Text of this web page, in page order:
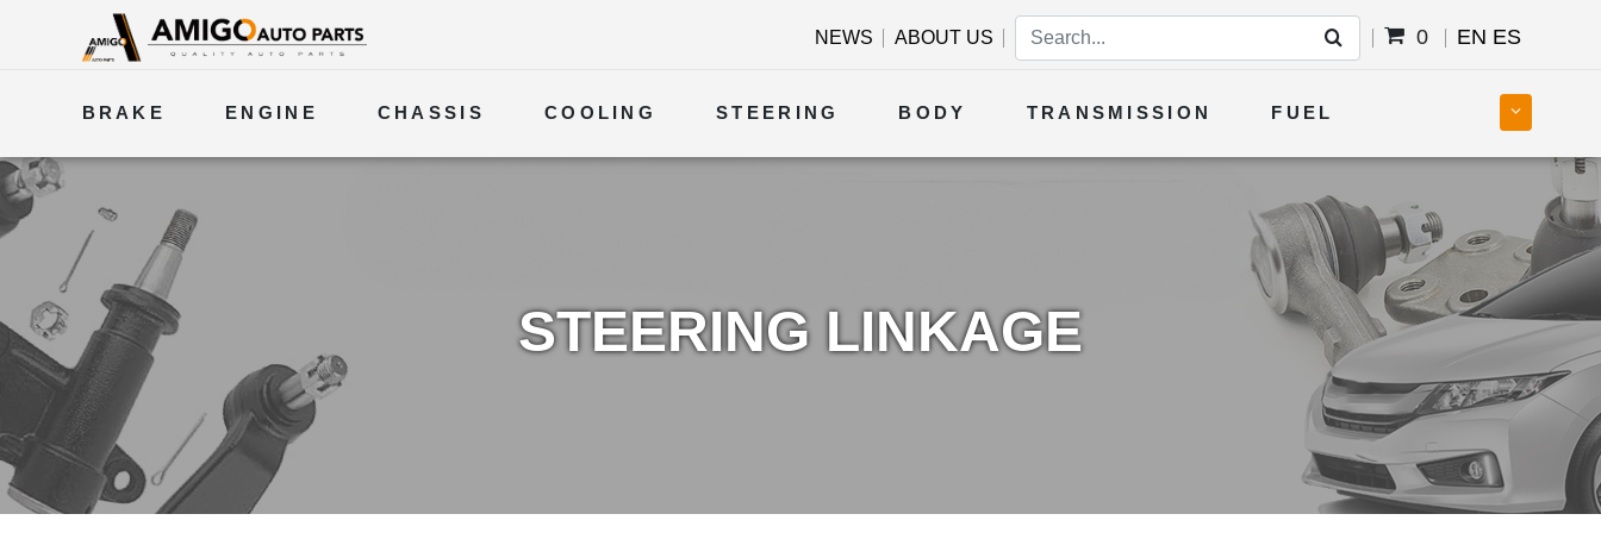
NEWS ABOUT US 0 EN ES
BRAKE ENGINE CHASSIS COOLING STEERING BODY TRANSMISSION FUEL
STEERING LINKAGE